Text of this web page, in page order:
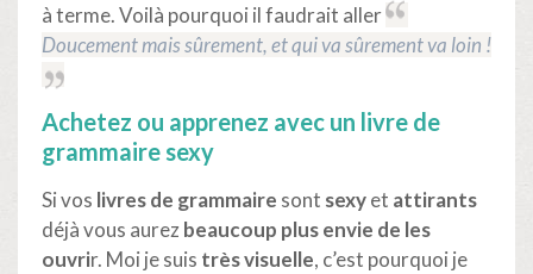
à terme. Voilà pourquoi il faudrait aller
Doucement mais sûrement, et qui va sûrement va loin !
Achetez ou apprenez avec un livre de
grammaire sexy
Si vos livres de grammaire sont sexyet attirants
déjà vous aurezbeaucoup plus envie de les
ouvrir. Moi je suis très visuelle, c’est pourquoi je